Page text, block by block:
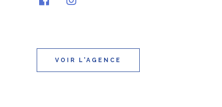
VOIR L'AGENCE